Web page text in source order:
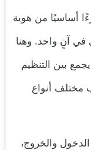
أساسيًا من هوية
في آنٍ واحد. وهنا
بين التنظيم
مختلف أنواع
والخروج،